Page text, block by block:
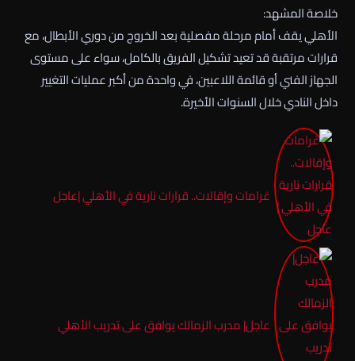
خلاصة المشهد:
الأهلي يقف أمام مرحلة مفصلية بعد الخروج من دوري الأبطال، مع
قرارات مرتقبة قد تعيد تشكيل الفريق بالكامل، سواء على مستوى
الجهاز الفني أو قائمة اللاعبين، في واحدة من أكبر عمليات التغيير
داخل النادي خلال السنوات الأخيرة.
غرامات وإقالات.. قرارات نارية في الأهلي |عاجل
عاجل| مدرب الزمالك يوافق على تدريب الأهلي